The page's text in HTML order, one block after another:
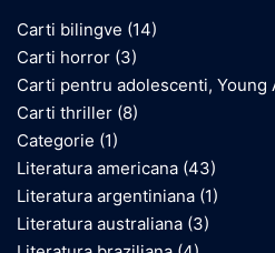
Carti bilingve (14)
Carti horror (3)
Carti pentru adolescenti, Young
Carti thriller (8)
Categorie (1)
Literatura americana (43)
Literatura argentiniana (1)
Literatura australiana (3)